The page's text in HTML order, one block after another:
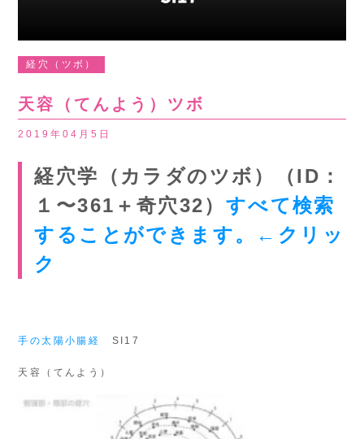
経穴（ツボ）
天容（てんよう）ツボ
2019年04月5日
経穴学（カラダのツボ）（ID：
１〜361＋奇穴32） すべて検索
することができます。←クリッ
ク
手の太陽小腸経 SI17
天容（てんよう）